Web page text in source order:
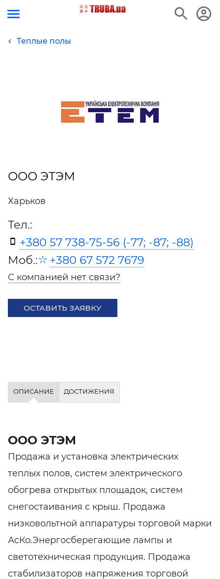
Теплые полы
ООО ЭТЭМ
Харьков
Тел.:
+380 57 738-75-56 (-77; -87; -88)
Моб.:
+380 67 572 7679
С компанией нет связи?
ОСТАВИТЬ ЗАЯВКУ
ОПИСАНИЕ ДОСТИЖЕНИЯ
ООО ЭТЭМ
Продажа и установка электрических
теплых полов, систем электрического
обогрева открытых площадок, систем
снегостаивания с крыш. Продажа
низковольтной аппаратуры торговой марки
АсКо.Энергосберегающие лампы и
светотехническая продукция. Продажа
стабилизаторов напряжения торговой